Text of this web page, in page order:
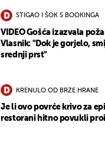
STIGAO I ŠOK S BOOKINGA
VIDEO Gošća izazvala
Vlasnik: "Dok je gorjelo,
srednji prst"
KRENULO OD BRZE HRANE
Je li ovo povrće krivo za
restorani hitno povukli